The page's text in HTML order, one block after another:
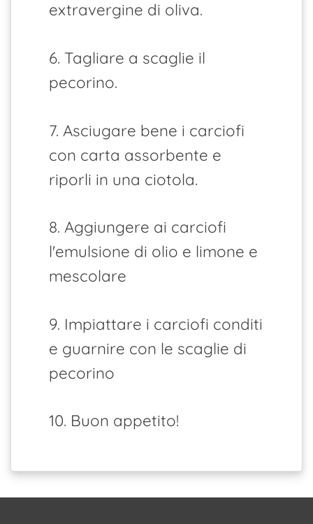
extravergine di oliva.
6. Tagliare a scaglie il
pecorino.
7. Asciugare bene i carciofi
con carta assorbente e
riporli in una ciotola.
8. Aggiungere ai carciofi
l'emulsione di olio e limone e
mescolare
9. Impiattare i carciofi conditi
e guarnire con le scaglie di
pecorino
10. Buon appetito!